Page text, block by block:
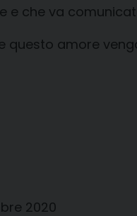
e che va
questo amore
2020